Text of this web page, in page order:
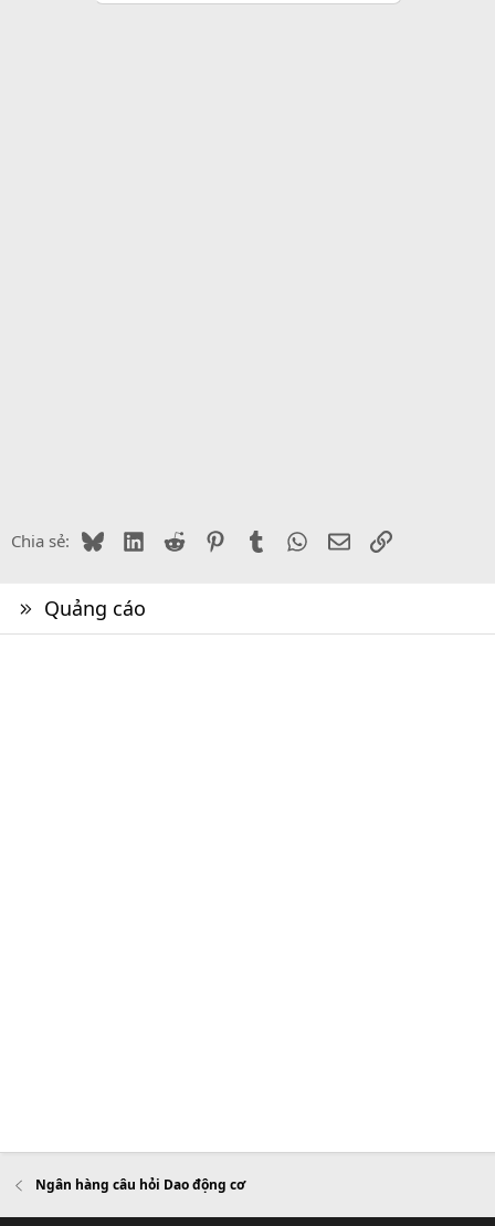
Chia sẻ: BlueskyLinkedIn
Reddit PinterestTumblr WhatsApp
EmailLink
Quảng cáo
Ngân hàng câu hỏi Dao động cơ